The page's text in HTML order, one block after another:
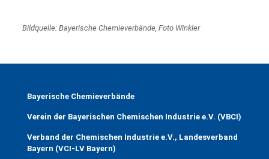
Bildquelle: Bayerische Chemieverbände, Foto Winkler
Bayerische Chemieverbände
Verein der Bayerischen Chemischen Industrie e.V. (VBCI)
Verband der Chemischen Industrie e.V., Landesverband
Bayern (VCI-LV Bayern)